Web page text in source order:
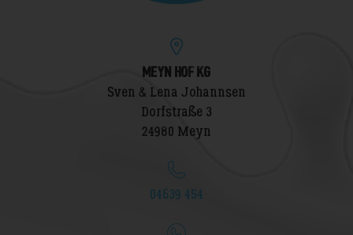
MEYN HOF KG
Sven & Lena Johannsen
Dorfstraße 3
24980 Meyn
04639 454